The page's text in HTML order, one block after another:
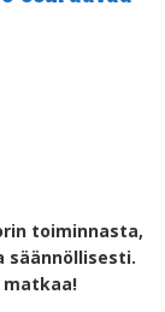
toiminnasta,
säännöllisesti.
matkaa!